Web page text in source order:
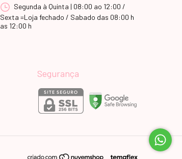
Segunda à Quinta | 08:00 ao 12:00 /
Sexta =Loja fechado / Sabado das 08:00 h
as 12:00 h
Segurança